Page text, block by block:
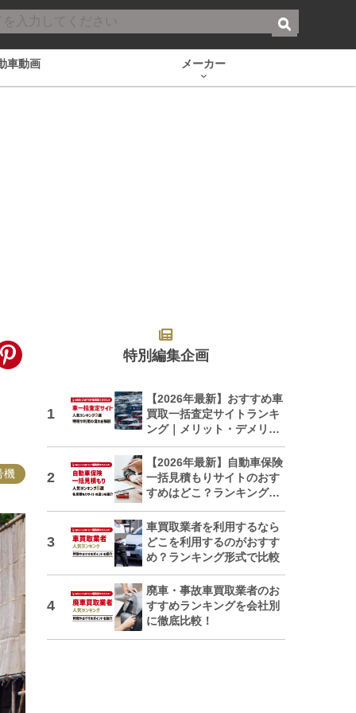
車動画 メーカー
機
特別編集企画
【2026年最新】おすすめ車
買取一括査定サイトランキ
ング｜メリット・デメリッ
トも解説
【2026年最新】自動車保険
一括見積もりサイトのおす
すめはどこ？ランキングで
車買取業者を利用するなら
どこを利用するのがおすす
め？ランキング形式で比較
廃車・事故車買取業者のお
すすめランキングを会社別
に徹底比較！